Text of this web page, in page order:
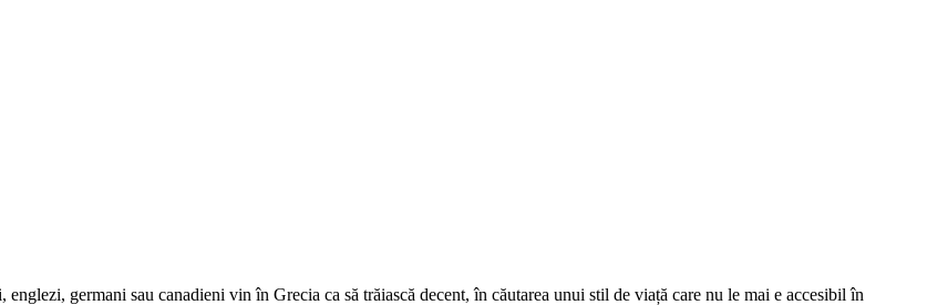
germani sau canadieni vin în Grecia ca să trăiască decent, în căutarea unui stil de viață care nu le mai e accesibil în